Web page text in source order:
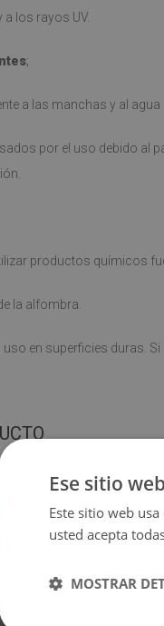
los rayos UV.
;
a las manchas y al agua
por el uso debido al
productos químicos
la alfombra.
en superficies duras.
Ese sitio
Este sitio web
usted acepta
MOSTRAR